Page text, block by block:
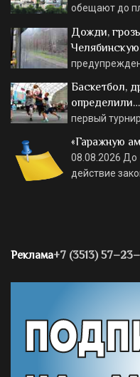
обещают до
Дожди,
Баскетбол,
определили…
первый
«Гаражную
08.08.2026 До
действие
Реклама+7 (3513)